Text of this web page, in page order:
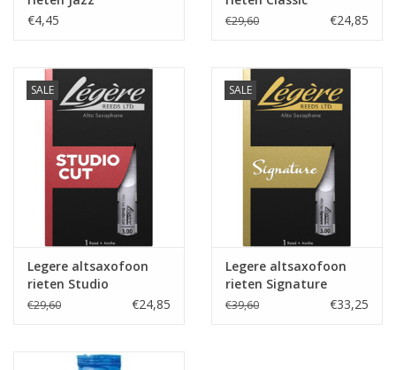
€4,45
€29,60 €24,85
SALE
Legere altsaxofoon
rieten Studio
€29,60 €24,85
SALE
Legere altsaxofoon
rieten Signature
€39,60 €33,25